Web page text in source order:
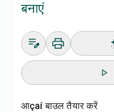
बनाएं
आçaí बाउल तैयार करें